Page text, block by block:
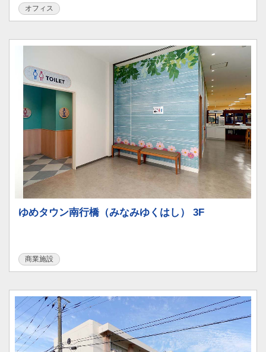
オフィス
ゆめタウン南行橋（みなみゆくはし） 3F
商業施設